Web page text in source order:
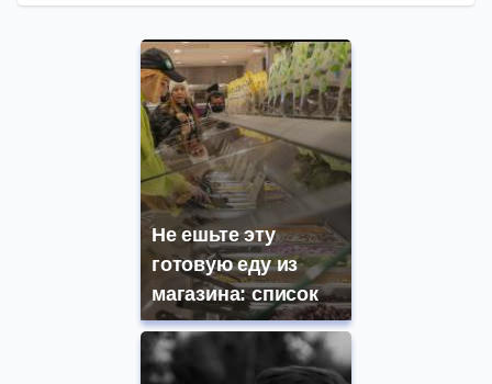
Не ешьте эту
готовую еду из
магазина: список